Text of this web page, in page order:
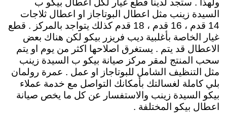
ولهذا . ستجد لدينا قطع غيار لكل اعطال بيكو ب
السيدة زينب مثل اعطال البوتاجاز او اعطال ثلاجات
14 قدم ، 16 قدم ، 18 قدم كذلك يتواجد بالمركز . قطع
غيار الخاصة بأغلبية ديب فريزر بيكو لكن هناك بعض
الاعطال قد يتم . يستغرق اصلاحها اكثر من يوم او يتم
سحب المنتج لمقر مركز صيانة بيكو ب السيدة زينب
مثل التنظيف الشامل للبوتاجاز او عمل . عمرة رولمان
بلي كاملة لغسالتك بأمكانك التواصل مع خدمة عملاء
بيكو السيدة زينب والاستفسار عن كل ما يخص صيانة
اعطال بيكو المختلفة .